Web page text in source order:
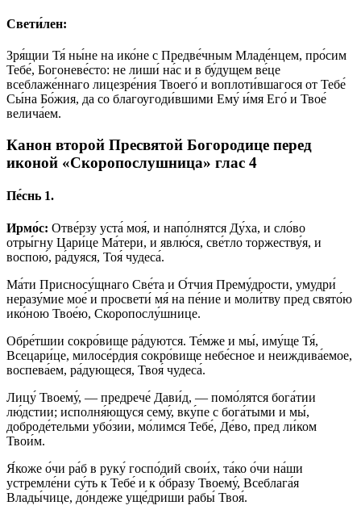
Свети́лен:
Зря́щии Тя́ ны́не на ико́не с Предве́чным Младе́нцем, про́сим
Тебе́, Богоневе́сто: не лиши́ на́с и в бу́дущем ве́це
всеблаже́ннаго лицезре́ния Твоего́ и воплоти́вшагося от Тебе́
Сы́на Бо́жия, да со благоугоди́вшими Ему́ и́мя Его́ и Твое́
велича́ем.
Канон второй Пресвятой Богородице перед
иконой «Скоропослушница» глас 4
Пе́снь 1.
Ирмо́с: Отве́рзу уста́ моя́, и напо́лнятся Ду́ха, и сло́во
отры́гну Цари́це Ма́тери, и явлю́ся, све́тло торжеству́я, и
воспою́, ра́дуяся, Тоя́ чудеса́.
Ма́ти Присносу́щнаго Све́та и О́тчия Прему́дрости, умудри́
неразу́мие мое́ и просвети́ мя́ на пе́ние и моли́тву пред свято́ю
ико́ною Твое́ю, Скоропослу́шнице.
Обре́тшии сокро́вище ра́дуются. Те́мже и мы́, иму́ще Тя́,
Всецари́це, милосе́рдия сокро́вище небе́сное и неиждива́емое,
воспева́ем, ра́дующеся, Твоя́ чудеса́.
Лицу́ Твоему́, — предрече́ Дави́д, — помо́лятся бога́тии
лю́дстии; исполня́ющуся сему́, вку́пе с бога́тыми и мы́,
доброде́тельми убо́зии, мо́лимся Тебе́, Де́во, пред ли́ком
Твои́м.
Я́коже о́чи ра́б в руку́ госпо́дий свои́х, та́ко о́чи на́ши
устремле́ни су́ть к Тебе́ и к о́бразу Твоему́, Всеблага́я
Влады́чице, до́ндеже уще́дриши рабы́ Твоя́.